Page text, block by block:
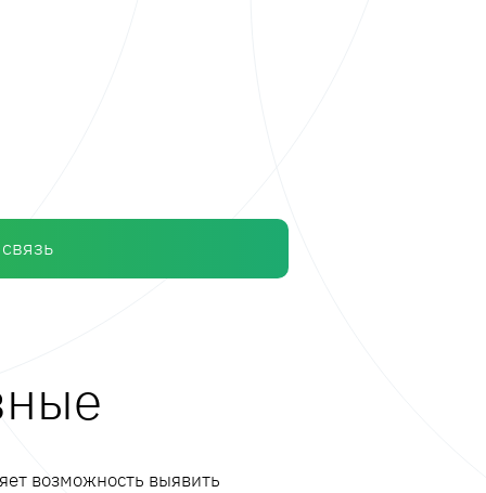
возможность выявить